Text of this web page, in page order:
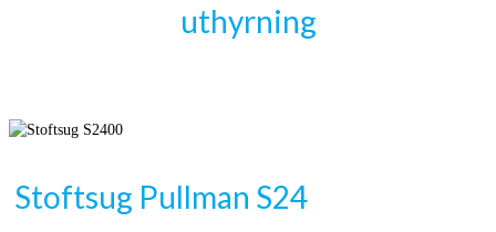
uthyrning
Stoftsug Pullman S24